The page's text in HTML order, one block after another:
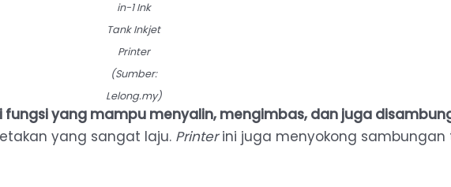
in-1 Ink
Tank Inkjet
Printer
(Sumber:
Lelong.my)
fungsi yang mampu menyalin, mengimbas, dan juga
yang sangat laju. Printerini juga menyokong